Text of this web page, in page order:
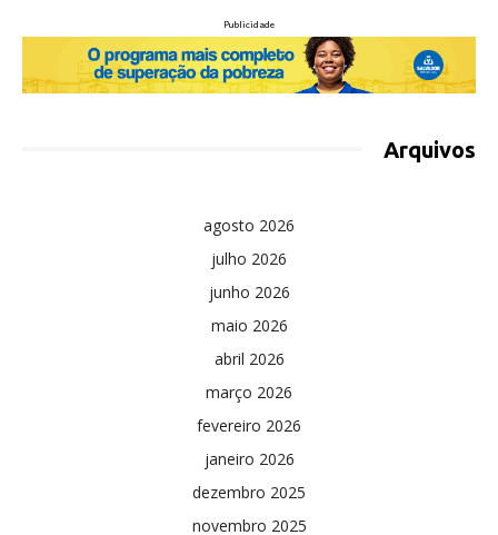
Publicidade
Arquivos
agosto 2026
julho 2026
junho 2026
maio 2026
abril 2026
março 2026
fevereiro 2026
janeiro 2026
dezembro 2025
novembro 2025